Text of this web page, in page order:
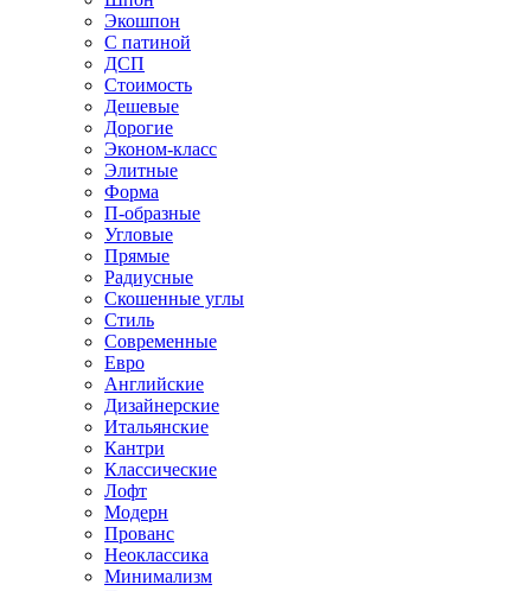
Экошпон
С патиной
ДСП
Стоимость
Дешевые
Дорогие
Эконом-класс
Элитные
Форма
П-образные
Угловые
Прямые
Радиусные
Скошенные углы
Стиль
Современные
Евро
Английские
Дизайнерские
Итальянские
Кантри
Классические
Лофт
Модерн
Прованс
Неоклассика
Минимализм